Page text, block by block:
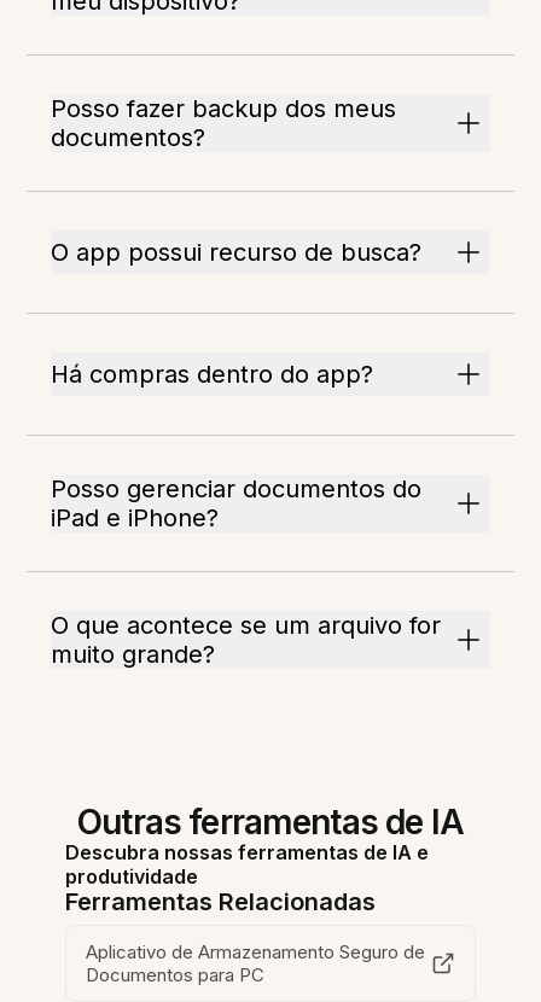
Posso fazer backup dos meus
documentos?
O app possui recurso de busca?
Há compras dentro do app?
Posso gerenciar documentos do
iPad e iPhone?
O que acontece se um arquivo for
muito grande?
Outras ferramentas de IA
Descubra nossas ferramentas de IA e
produtividade
Ferramentas Relacionadas
Aplicativo de Armazenamento Seguro de
Documentos para PC